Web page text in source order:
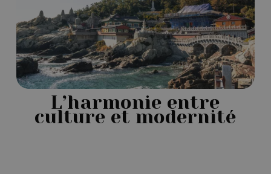
L’harmonie entre
culture et modernité